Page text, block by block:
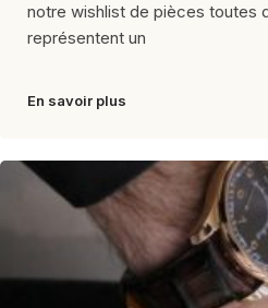
notre wishlist de pièces toutes
représentent un
En savoir plus